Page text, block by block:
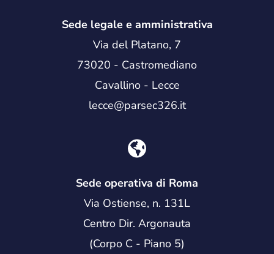
Sede legale e amministrativa
Via del Platano, 7
73020 - Castromediano
Cavallino - Lecce
lecce@parsec326.it
Sede operativa di Roma
Via Ostiense, n. 131L
Centro Dir. Argonauta
(Corpo C - Piano 5)